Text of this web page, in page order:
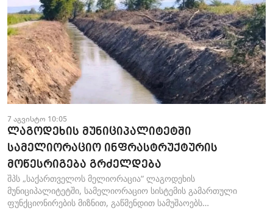
7 აგვისტო 10:05
ლაგოდეხის მუნიციპალიტეტში
სამელიორაციო ინფრასტრუქტურის
მოწესრიგება გრძელდება
შპს „საქართველოს მელიორაცია“ ლაგოდეხის
მუნიციპალიტეტში, სამელიორაციო სისტემის გამართული
ფუნქციონირების მიზნით, გაწმენდით სამუშაოებს